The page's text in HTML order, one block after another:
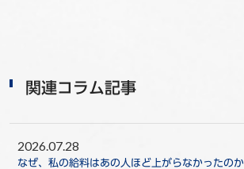
関連コラム記事
2026.07.28
なぜ、私の給料はあの人ほど上がらなかったのか